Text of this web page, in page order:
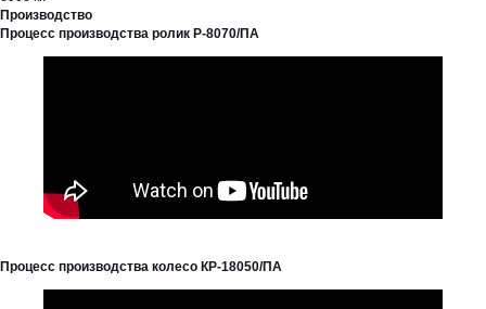
Производство
Процесс производства ролик Р-8070/ПА
Процесс производства колесо КР-18050/ПА